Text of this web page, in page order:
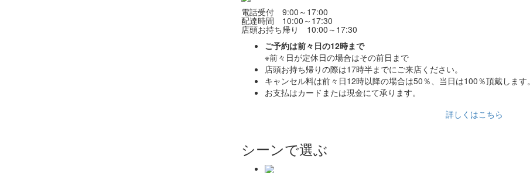
電話受付 9:00～17:00
配達時間 10:00～17:30
店頭お持ち帰り 10:00～17:30
ご予約は前々日の12時まで
※前々日が定休日の場合はその前日まで
店頭お持ち帰りの際は17時半までにご来店ください。
キャンセル料は前々日12時以降の場合は50％、当日は100％頂戴します。
お支払はカードまたは現金にて承ります。
詳しくはこちら
シーンで選ぶ